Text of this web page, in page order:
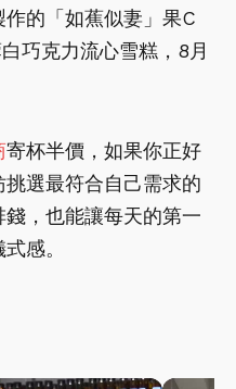
的「如蕉似妻」果C
巧克力流心雪糕，8月
寄杯半價，如果你正好
選最符合自己需求的
，也能讓每天的第一
感。